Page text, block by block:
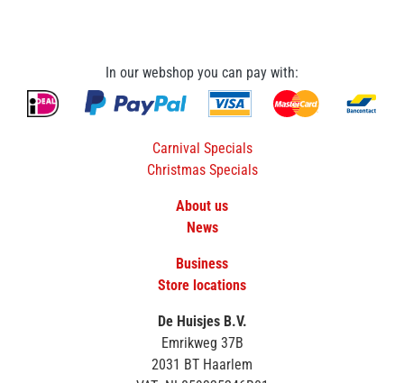
In our webshop you can pay with:
Carnival Specials
Christmas Specials
About us
News
Business
Store locations
De Huisjes B.V.
Emrikweg 37B
2031 BT Haarlem